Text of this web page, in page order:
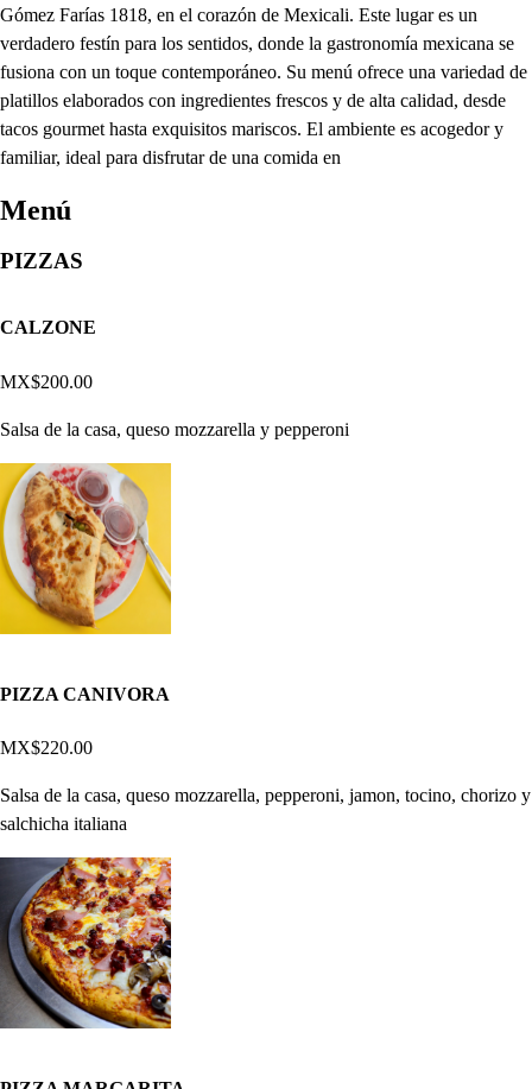
Gómez Farías 1818, en el corazón de Mexicali. Este lugar es un
verdadero festín para los sentidos, donde la gastronomía mexicana se
fusiona con un toque contemporáneo. Su menú ofrece una variedad de
platillos elaborados con ingredientes frescos y de alta calidad, desde
tacos gourmet hasta exquisitos mariscos. El ambiente es acogedor y
familiar, ideal para disfrutar de una comida en
Menú
PIZZAS
CALZONE
MX$200.00
Salsa de la casa, queso mozzarella y pepperoni
PIZZA CANIVORA
MX$220.00
Salsa de la casa, queso mozzarella, pepperoni, jamon, tocino, chorizo y
salchicha italiana